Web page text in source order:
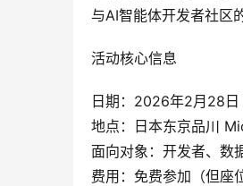
与AI智能体开发者社区
活动核心信息
日期：2026年2月28日
地点：日本东京品川
面向对象：开发者、数
费用：免费参加（但座